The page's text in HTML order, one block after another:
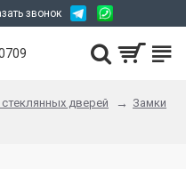
звонок
дверей
Замки